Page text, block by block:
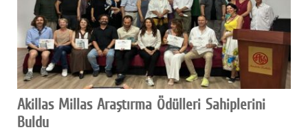
Akillas Millas Araştırma Ödülleri Sahiplerini
Buldu